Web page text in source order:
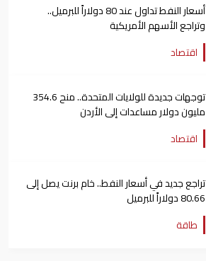
أسعار النفط تداول عند 80 دولاراً للبرميل..
وتراجع الأسهم الأمريكية
اقتصاد
توجهات جديدة للولايات المتحدة.. منح 354.6
مليون دولار مساعدات إلى الأردن
اقتصاد
تراجع جديد في أسعار النفط.. خام برنت يصل إلى
80.66 دولاراً للبرميل
طاقة